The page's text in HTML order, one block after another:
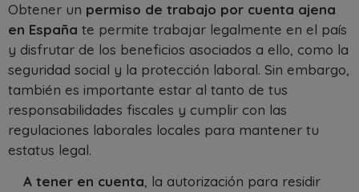
Obtener un permiso de trabajo por cuenta ajena
en España te permite trabajar legalmente en el país
y disfrutar de los beneficios asociados a ello, como la
seguridad social y la protección laboral. Sin embargo,
también es importante estar al tanto de tus
responsabilidades fiscales y cumplir con las
regulaciones laborales locales para mantener tu
estatus legal.
A tener en cuenta, la autorización para residir